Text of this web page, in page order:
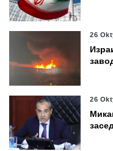
26
26